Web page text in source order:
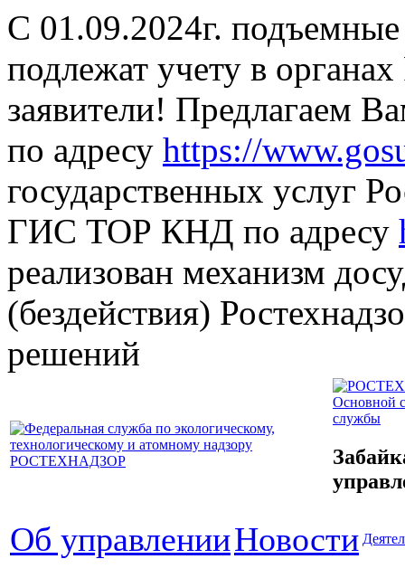
С 01.09.2024г.
подлежат учету в органах
заявители! Предлагаем
по адресу https://
государственных услуг
ГИС ТОР КНД по адресу
реализован механизм
(бездействия)
решений
Основной
службы
Об управленииНовости